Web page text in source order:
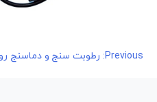
راهبری
Previous: رطوبت سنج و دماسنج